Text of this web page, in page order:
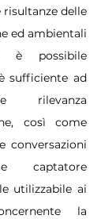
delle
ed ambientali
è possibile
sufficiente ad
rilevanza
così come
conversazioni
captatore
utilizzabile ai
la